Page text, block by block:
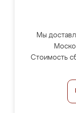
Мы
Стоимость